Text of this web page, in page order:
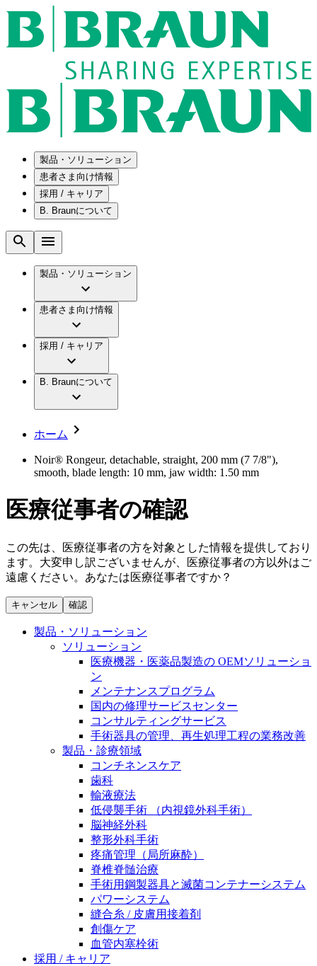
製品・ソリューション
ソリューション
メンテナンスプログラム
国内の修理サービスセンター
手術器具の管理、再生処理工程の業務改善
製品・診療領域
歯科
低侵襲手術 （内視鏡外科手術）
脊椎脊髄治療
手術用鋼製器具と滅菌コンテナーシステム
パワーシステム
縫合糸 / 皮膚用接着剤
血管内塞栓術
ソリューション
製品ポートフォリオ​
こちらの製品ポートフォリオからも、製品をお探しい
ただくことができます。
患者さま向け情報
腰椎椎間板ヘルニアについて
水頭症について
慢性創傷の治癒
アクトリーン ハイライト カテ
アクトリーン ハイライト セット
疾患・症状
膝関節の構造とその疾患
身体の中で最も大きい関節である膝関節。日常の生活
を支える、その機能や特徴とは？傷めてしまった場合
には、どのような治療の選択肢があるのでしょう。
水頭症について
採用 / キャリア
ビー・ブラウンエースクラップ株式会社の
ビー・ブラウンエースクラップ株式会社の
会社概要
報
要
キャリア（B. Braunで働くということ）
私たちのカルチャー
採用情報
キャリア（B. Braunで働くということ）
ビー・ブラウンエースクラッﾌﾟで新たな可能性を見つ
けませんか？現在募集中のポジションをご覧いただけ
B. Braunについて
ビジョンとバリュー
ブランド
ついて
イノベーション
私たちの責任
多様性
お問合せフォーム
ニューススペース
ニュースリリース
会社
私たちの責任
ニューススペース
エースクラップアカデミー
医療に携わるあらゆる方々に、学びと情報共有の場を
製品・ソリューション
患者さま向け情報
採用 / キャリア
B. Braunについて
ホーム
Noir® Rongeur, detachable, straight, 200 mm (7 7/8"),
smooth, blade length: 10 mm, jaw width: 1.50 mm
医療従事者の確認
この先は、医療従事者の方を対象とした情報を提供しており
ます。大変申し訳ございませんが、医療従事者の方以外はご
遠慮ください。あなたは医療従事者ですか？
キャンセル 確認
製品・ソリューション
ソリューション
医療機器・医薬品製造の OEMソリューショ
ン
メンテナンスプログラム
国内の修理サービスセンター
コンサルティングサービス
手術器具の管理、再生処理工程の業務改善
製品・診療領域
コンチネンスケア
歯科
輸液療法
低侵襲手術 （内視鏡外科手術）
脳神経外科
整形外科手術
疼痛管理（局所麻酔）
脊椎脊髄治療
手術用鋼製器具と滅菌コンテナーシステム
パワーシステム
縫合糸 / 皮膚用接着剤
創傷ケア
血管内塞栓術
採用 / キャリア